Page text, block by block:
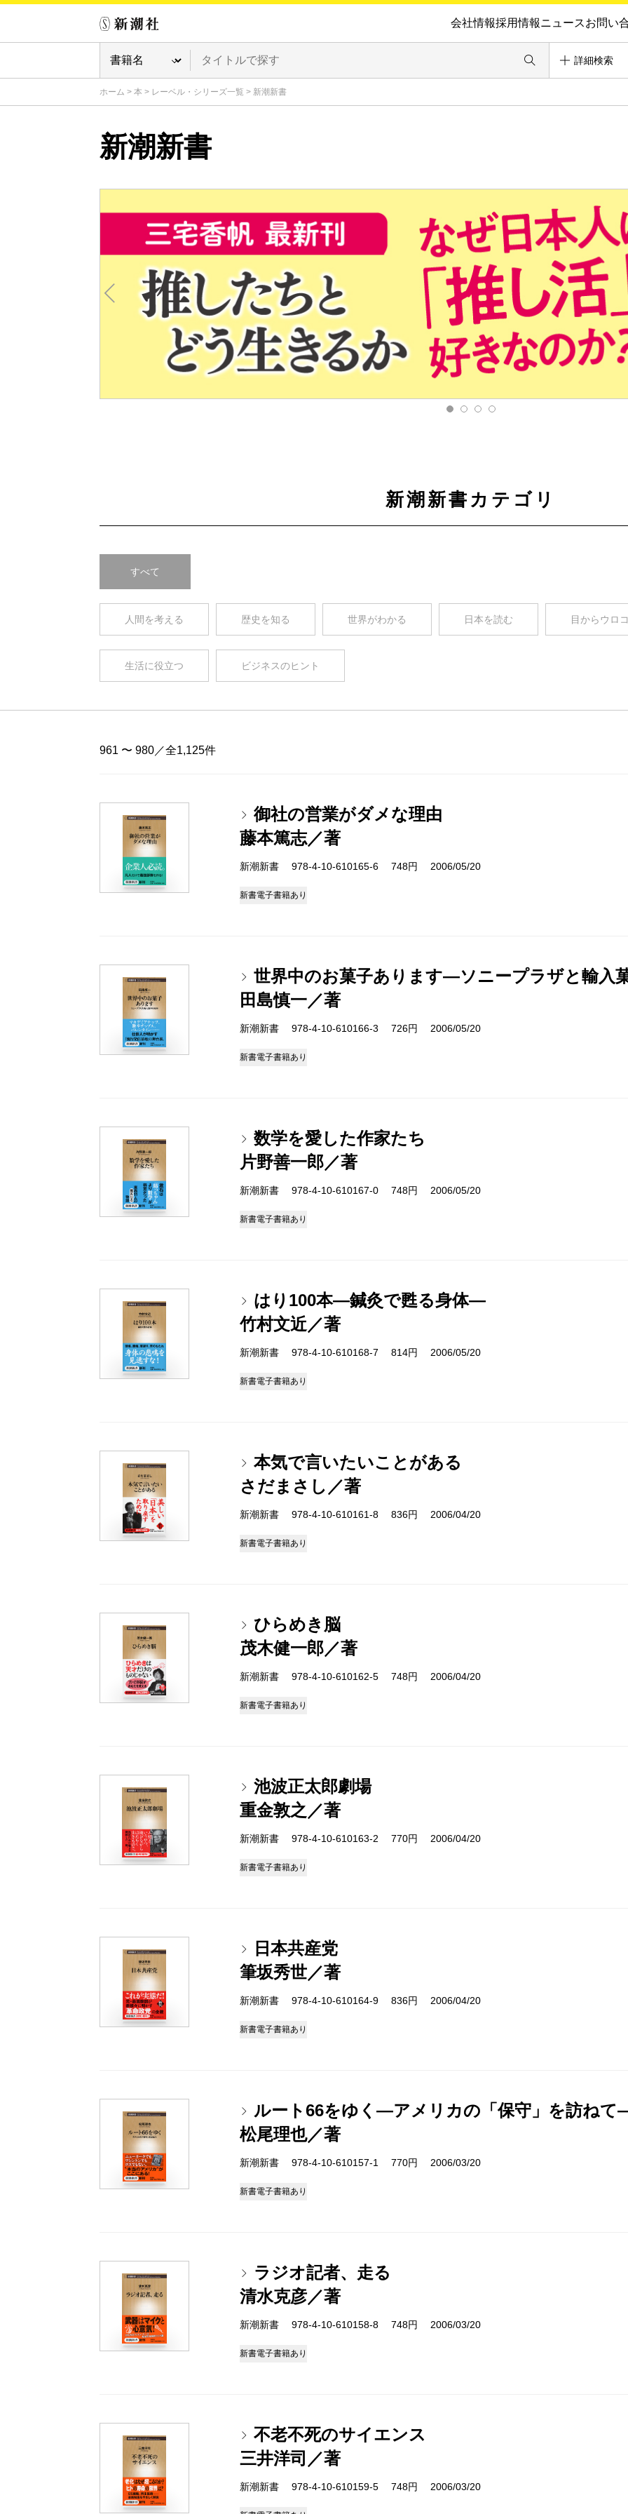
会社情報採用情報ニュースお問い
詳細検索
ホーム > 本 > レーベル・シリーズ一覧 > 新潮新書
新潮新書
新潮新書カテゴリ
すべて
人間を考える 歴史を知る 世界がわかる 日本を読む 目からウロコ
生活に役立つ ビジネスのヒント
961 〜 980／全1,125件
御社の営業がダメな理由
藤本篤志／著
新潮新書 978-4-10-610165-6 748円 2006/05/20
新書電子書籍あり
世界中のお菓子あります―ソニープラザと輸入
田島慎一／著
新潮新書 978-4-10-610166-3 726円 2006/05/20
新書電子書籍あり
数学を愛した作家たち
片野善一郎／著
新潮新書 978-4-10-610167-0 748円 2006/05/20
新書電子書籍あり
はり100本―鍼灸で甦る身体―
竹村文近／著
新潮新書 978-4-10-610168-7 814円 2006/05/20
新書電子書籍あり
本気で言いたいことがある
さだまさし／著
新潮新書 978-4-10-610161-8 836円 2006/04/20
新書電子書籍あり
ひらめき脳
茂木健一郎／著
新潮新書 978-4-10-610162-5 748円 2006/04/20
新書電子書籍あり
池波正太郎劇場
重金敦之／著
新潮新書 978-4-10-610163-2 770円 2006/04/20
新書電子書籍あり
日本共産党
筆坂秀世／著
新潮新書 978-4-10-610164-9 836円 2006/04/20
新書電子書籍あり
ルート66をゆく―アメリカの「保守」を訪ねて
松尾理也／著
新潮新書 978-4-10-610157-1 770円 2006/03/20
新書電子書籍あり
ラジオ記者、走る
清水克彦／著
新潮新書 978-4-10-610158-8 748円 2006/03/20
新書電子書籍あり
不老不死のサイエンス
三井洋司／著
新潮新書 978-4-10-610159-5 748円 2006/03/20